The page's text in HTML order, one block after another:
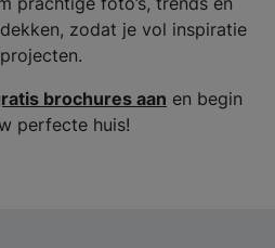
zodat je vol inspiratie
brochures aan en begin
perfecte huis!